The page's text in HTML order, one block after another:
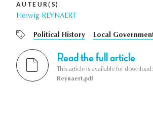
AUTEUR(S)
Herwig REYNAERT
Political History Local
Read the full article
This article is available for download:
Reynaert.pdf